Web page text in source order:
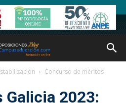
Concurso de méritos
Galicia 2023: